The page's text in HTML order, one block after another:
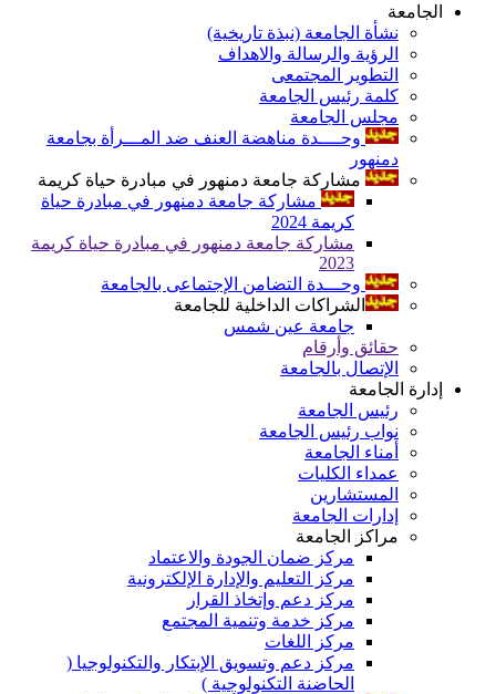
الجامعة
نشأة الجامعة (نبذة تاريخية)
الرؤية والرسالة والاهداف
التطوير المجتمعى
كلمة رئيس الجامعة
مجلس الجامعة
وحــــدة مناهضة العنف ضد المـــرأة بجامعة
دمنهور
مشاركة جامعة دمنهور في مبادرة حياة كريمة
مشاركة جامعة دمنهور في مبادرة حياة
كريمة 2024
مشاركة جامعة دمنهور في مبادرة حياة كريمة
2023
وحـــدة التضامن الإجتماعى بالجامعة
الشراكات الداخلية للجامعة
جامعة عين شمس
حقائق وأرقام
الإتصال بالجامعة
إدارة الجامعة
رئيس الجامعة
نواب رئيس الجامعة
أمناء الجامعة
عمداء الكليات
المستشارين
إدارات الجامعة
مراكز الجامعة
مركز ضمان الجودة والاعتماد
مركز التعليم والإدارة الإلكترونية
مركز دعم وإتخاذ القرار
مركز خدمة وتنمية المجتمع
مركز اللغات
مركز دعم وتسويق الإبتكار والتكنولوجيا (
الحاضنة التكنولوجية )